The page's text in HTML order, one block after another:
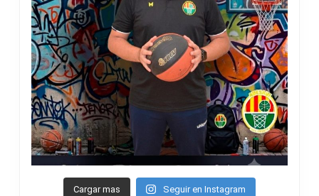
Cargar mas Seguir en Instagram